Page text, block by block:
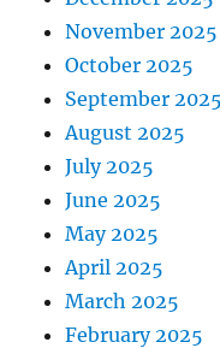
November 2025
October 2025
September 2025
August 2025
July 2025
June 2025
May 2025
April 2025
March 2025
February 2025